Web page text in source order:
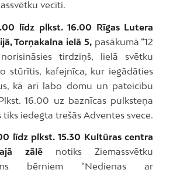
vecīti.
līdz plkst. 16.00 Rīgas Lutera
Torņakalna ielā 5,pasākumā “12
tirdziņš, lielā svētku
stūrītis, kafejnīca, kur iegādāties
kā arī labo domu un pateicību
16.00 uz baznīcas pulksteņa
tiks iedegta trešās Adventes svece.
līdz plkst. 15.30 Kultūras centra
zālē notiks Ziemassvētku
bērniem “Nedienas ar